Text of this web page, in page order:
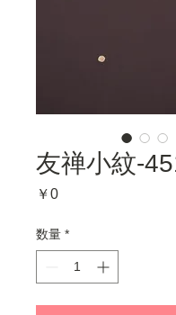
友禅小紋-
￥0価
数量 *